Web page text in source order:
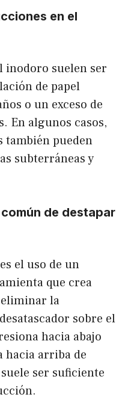
en el
inodoro suelen ser
de papel
o un exceso de
En algunos casos,
también pueden
subterráneas y
de destapar
el uso de un
que crea
la
sobre el
hacia abajo
hacia arriba de
ser suficiente